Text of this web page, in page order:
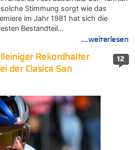
Stimmung sorgt wie das
im Jahr 1981 hat sich die
Bestandteil…
....weiterlesen
12
Rekordhalter
der Clasica San